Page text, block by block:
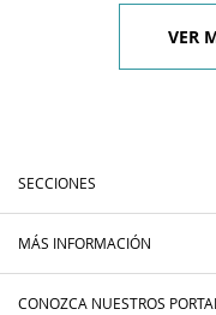
VER
SECCIONES
MÁS INFORMACIÓN
CONOZCA NUESTROS